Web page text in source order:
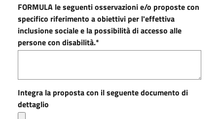
FORMULA le seguenti osservazioni e/o proposte con
specifico riferimento a obiettivi per l'effettiva
inclusione sociale e la possibilità di accesso alle
persone con disabilità.*
Integra la proposta con il seguente documento di
dettaglio